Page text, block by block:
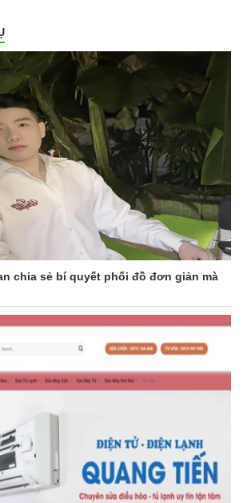
chia sẻ bí quyết phối đồ đơn giản mà